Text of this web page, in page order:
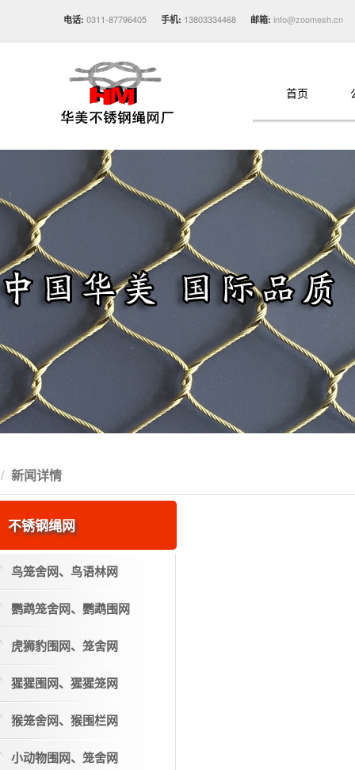
电话: 0311-87796405 手机: 13803334468 邮箱: info@zoomesh.cn
首页
新闻详情
不锈钢绳网
鸟笼舍网、鸟语林网
鹦鹉笼舍网、鹦鹉围网
虎狮豹围网、笼舍网
猩猩围网、猩猩笼网
猴笼舍网、猴围栏网
小动物围网、笼舍网